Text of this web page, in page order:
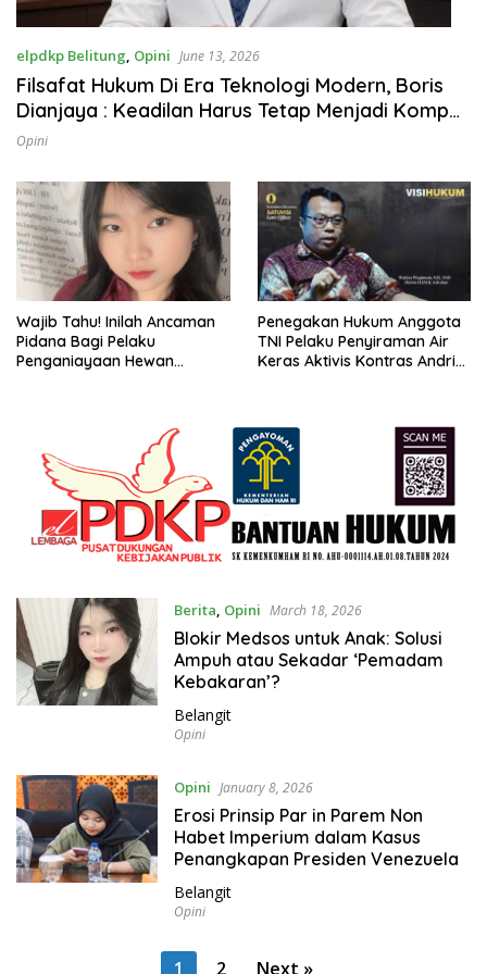
elpdkp Belitung, Opini June 13, 2026
Filsafat Hukum Di Era Teknologi Modern, Boris
Dianjaya : Keadilan Harus Tetap Menjadi Kompas
di Era Transformasi Digital
Opini
Wajib Tahu! Inilah Ancaman
Pidana Bagi Pelaku
Penganiayaan Hewan
Penegakan Hukum Anggota
TNI Pelaku Penyiraman Air
Keras Aktivis Kontras Andri
Berita, Opini March 18, 2026
Blokir Medsos untuk Anak: Solusi
Ampuh atau Sekadar ‘Pemadam
Kebakaran’?
Belangit
Opini
Opini January 8, 2026
Erosi Prinsip Par in Parem Non
Habet Imperium dalam Kasus
Belangit
Opini
1 2 Next »